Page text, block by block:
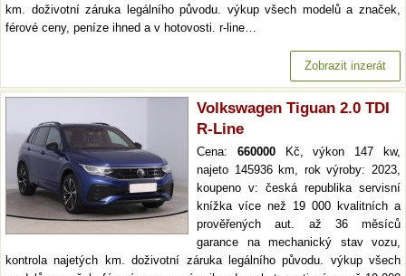
km. doživotní záruka legálního původu. výkup všech modelů a značek,
férové ceny, peníze ihned a v hotovosti. r-line…
Zobrazit inzerát
Volkswagen Tiguan 2.0 TDI
R-Line
Cena: 660000Kč, výkon 147 kw,
najeto 145936 km, rok výroby: 2023,
koupeno v: česká republika servisní
knížka více než 19 000 kvalitních a
prověřených aut. až 36 měsíců
garance na mechanický stav vozu,
kontrola najetých km. doživotní záruka legálního původu. výkup všech